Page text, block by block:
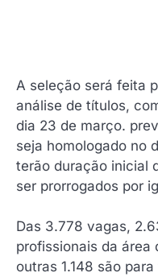
A seleção será feita
análise de títulos,
dia 23 de março.
seja homologado no
terão duração inicial
ser prorrogados por
Das 3.778 vagas,
profissionais da área
outras 1.148 são